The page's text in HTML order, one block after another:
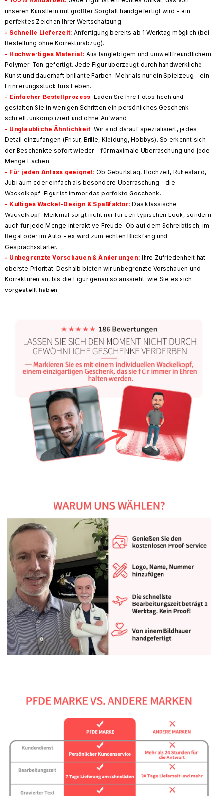
unseren Künstlern mit größter Sorgfalt handgefertigt wird - ein
perfektes Zeichen Ihrer Wertschätzung.
- Schnelle Lieferzeit: Anfertigung bereits ab 1 Werktag möglich (bei
Bestellung ohne Korrekturabzug).
- Hochwertiges Material: Aus langlebigem und umweltfreundlichem
Polymer-Ton gefertigt. Jede Figur überzeugt durch handwerkliche
Kunst und dauerhaft brillante Farben. Mehr als nur ein Spielzeug - ein
Erinnerungsstück fürs Leben.
- Einfacher Bestellprozess: Laden Sie Ihre Fotos hoch und
gestalten Sie in wenigen Schritten ein persönliches Geschenk -
schnell, unkompliziert und ohne Aufwand.
- Unglaubliche Ähnlichkeit: Wir sind darauf spezialisiert, jedes
Detail einzufangen (Frisur, Brille, Kleidung, Hobbys). So erkennt sich
der Beschenkte sofort wieder - für maximale Überraschung und jede
Menge Lachen.
- Für jeden Anlass geeignet: Ob Geburtstag, Hochzeit, Ruhestand,
Jubiläum oder einfach als besondere Überraschung - die
Wackelkopf-Figur ist immer das perfekte Geschenk.
- Kultiges Wackel-Design & Spaßfaktor: Das klassische
Wackelkopf-Merkmal sorgt nicht nur für den typischen Look, sondern
auch für jede Menge interaktive Freude. Ob auf dem Schreibtisch, im
Regal oder im Auto - es wird zum echten Blickfang und
Gesprächsstarter.
- Unbegrenzte Vorschauen & Änderungen: Ihre Zufriedenheit hat
oberste Priorität. Deshalb bieten wir unbegrenzte Vorschauen und
Korrekturen an, bis die Figur genau so aussieht, wie Sie es sich
vorgestellt haben.